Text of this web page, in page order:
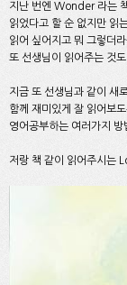
지난 번엔 Wonder 라는
읽었다고 할 순 없지만 읽
읽어 싶어지고 뭐 그렇더라
또 선생님이 읽어주는 것
지금 또 선생님과 같이 새
함께 재미있게 잘 읽어보
영어공부하는 여러가지
저랑 책 같이 읽어주시는